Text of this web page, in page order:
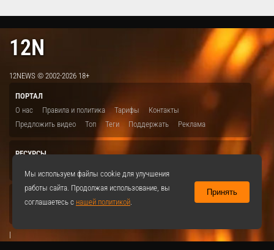
12N
12NEWS © 2002-2026 18+
ПОРТАЛ
О нас
Правила и политика Тарифы
Контакты
Предложить видео
Топ Теги Поддержать Реклама
РЕСУРСЫ
|
Мы используем файлы cookie для улучшения
работы сайта. Продолжая использование, вы
соглашаетесь с нашей политикой.
Принять